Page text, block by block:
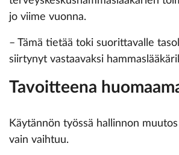
jo viime vuonna.
– Tämä tietää toki suorittavalle
siirtynyt vastaavaksi
Tavoitteena
Käytännön työssä hallinnon
vain vaihtuu.